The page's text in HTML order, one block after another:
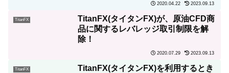
2020.04.22 2023.09.13
TitanFX
TitanFX(タイタンFX)が、原油CFD商
品に関するレバレッジ取引制限を解
除！
2020.07.29 2023.09.13
TitanFX
TitanFX(タイタンFX)を利用するとき